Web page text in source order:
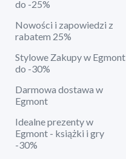
do -25%
Nowości i zapowiedzi z
rabatem 25%
Stylowe Zakupy w Egmont
do -30%
Darmowa dostawa w
Egmont
Idealne prezenty w
Egmont - książki i gry
-30%